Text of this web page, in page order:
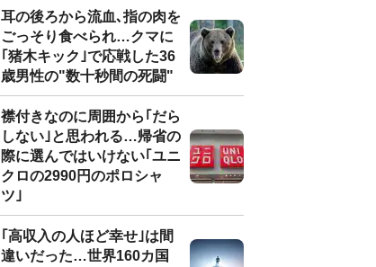
耳の後ろから流血､指の肉を
ごっそり食べられ…クマに
｢猪木キック｣で応戦した36
歳男性の"数十秒間の死闘"
襟付きなのに周囲から｢だら
しない｣と思われる…帰省の
際に選んではいけない｢ユニ
クロの2990円のポロシャ
ツ｣
｢高収入の人ほど幸せ｣は間
違いだった…世界160カ国